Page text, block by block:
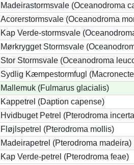
Madeirastormsvale (Oceanodroma
Acorerstormsvale (Oceanodroma
Kap Verde-stormsvale
Mørkrygget Stormsvale
Stor Stormsvale (Oceanodroma
Sydlig Kæmpestormfugl
Mallemuk (Fulmarus glacialis)
Kappetrel (Daption capense)
Hvidbuget Petrel (Pterodroma
Fløjlspetrel (Pterodroma mollis)
Madeirapetrel (Pterodroma madeira)
Kap Verde-petrel (Pterodroma feae)